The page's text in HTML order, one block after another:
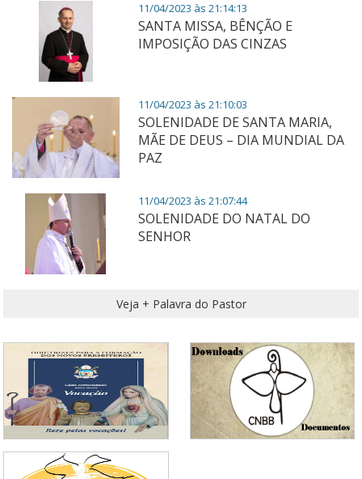
11/04/2023 às 21:14:13
SANTA MISSA, BÊNÇÃO E
IMPOSIÇÃO DAS CINZAS
11/04/2023 às 21:10:03
SOLENIDADE DE SANTA MARIA,
MÃE DE DEUS – DIA MUNDIAL DA
PAZ
11/04/2023 às 21:07:44
SOLENIDADE DO NATAL DO
SENHOR
Veja + Palavra do Pastor